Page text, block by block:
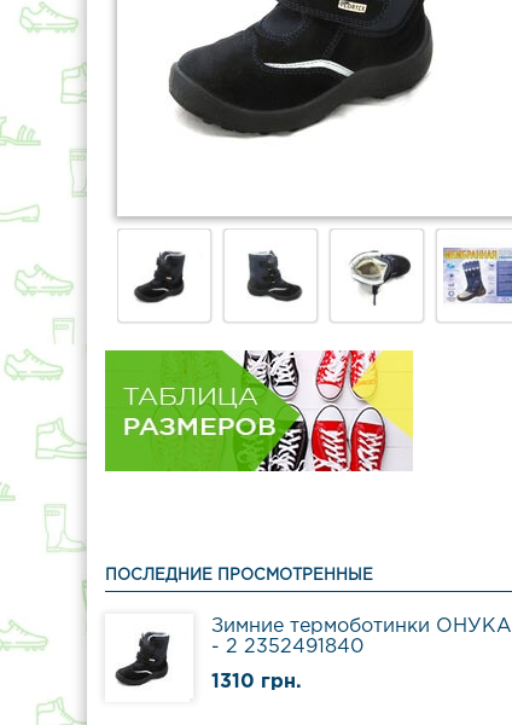
ПОСЛЕДНИЕ ПРОСМОТРЕННЫЕ
Зимние термоботинки ОНУКА
- 2 2352491840
1310 грн.